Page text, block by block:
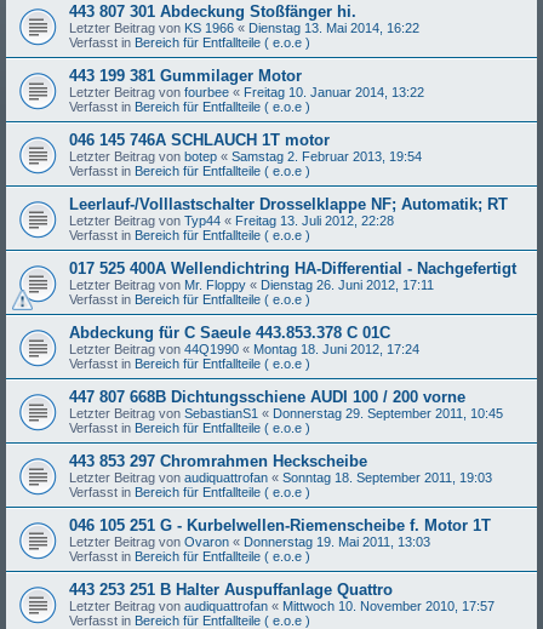
443 807 301 Abdeckung Stoßfänger hi.
Letzter Beitrag von KS 1966 « Dienstag 13. Mai 2014, 16:22
Verfasst in Bereich für Entfallteile ( e.o.e )
443 199 381 Gummilager Motor
Letzter Beitrag von fourbee « Freitag 10. Januar 2014, 13:22
Verfasst in Bereich für Entfallteile ( e.o.e )
046 145 746A SCHLAUCH 1T motor
Letzter Beitrag von botep « Samstag 2. Februar 2013, 19:54
Verfasst in Bereich für Entfallteile ( e.o.e )
Leerlauf-/Volllastschalter Drosselklappe NF; Automatik; RT
Letzter Beitrag von Typ44 « Freitag 13. Juli 2012, 22:28
Verfasst in Bereich für Entfallteile ( e.o.e )
017 525 400A Wellendichtring HA-Differential - Nachgefertigt
Letzter Beitrag von Mr. Floppy « Dienstag 26. Juni 2012, 17:11
Verfasst in Bereich für Entfallteile ( e.o.e )
Abdeckung für C Saeule 443.853.378 C 01C
Letzter Beitrag von 44Q1990 « Montag 18. Juni 2012, 17:24
Verfasst in Bereich für Entfallteile ( e.o.e )
447 807 668B Dichtungsschiene AUDI 100 / 200 vorne
Letzter Beitrag von SebastianS1 « Donnerstag 29. September 2011, 10:45
Verfasst in Bereich für Entfallteile ( e.o.e )
443 853 297 Chromrahmen Heckscheibe
Letzter Beitrag von audiquattrofan « Sonntag 18. September 2011, 19:03
Verfasst in Bereich für Entfallteile ( e.o.e )
046 105 251 G - Kurbelwellen-Riemenscheibe f. Motor 1T
Letzter Beitrag von Ovaron « Donnerstag 19. Mai 2011, 13:03
Verfasst in Bereich für Entfallteile ( e.o.e )
443 253 251 B Halter Auspuffanlage Quattro
Letzter Beitrag von audiquattrofan « Mittwoch 10. November 2010, 17:57
Verfasst in Bereich für Entfallteile ( e.o.e )